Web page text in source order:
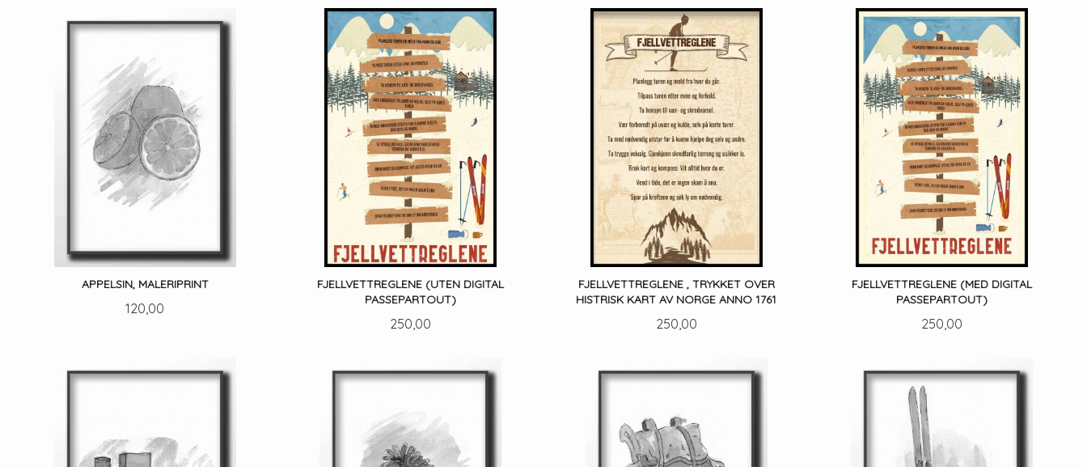
APPELSIN, MALERIPRINT
Pris
120,00
FJELLVETTREGLENE (UTEN DIGITAL
PASSEPARTOUT)
Pris
250,00
FJELLVETTREGLENE , TRYKKET OVER
HISTRISK KART AV NORGE ANNO 1761
Pris
250,00
FJELLVETTREGLENE (MED DIGITAL
PASSEPARTOUT)
Pris
250,00